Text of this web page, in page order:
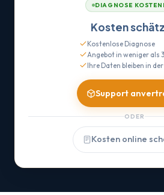
DIAGNOSE
Kosten
Kostenlose Diagnose
Angebot in weniger als 3
Ihre Daten bleiben in
Support
ODER
Kosten online